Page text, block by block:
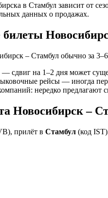
в Стамбул зависит от
данных о продажах.
– Стамбул обычно за
сдвиг на 1–2 дня может
рейсы — иногда
нередко предлагают
Новосибирск –
прилёт в Стамбул (код